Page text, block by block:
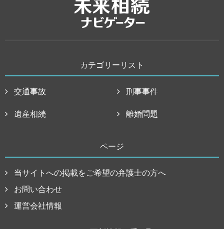
カテゴリーリスト
交通事故 刑事事件
遺産相続 離婚問題
ページ
当サイトへの掲載をご希望の弁護士の方へ
お問い合わせ
運営会社情報